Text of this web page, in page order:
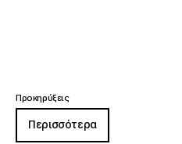
Προκηρύξεις
Περισσότερα